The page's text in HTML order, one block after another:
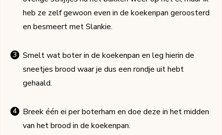
heb ze zelf gewoon even in de koekenpan geroosterd
en besmeert met Slankie.
Smelt wat boter in de koekenpan en leg hierin de
sneetjes brood waar je dus een rondje uit hebt
gehaald.
Breek één ei per boterham en doe deze in het midden
van het brood in de koekenpan.